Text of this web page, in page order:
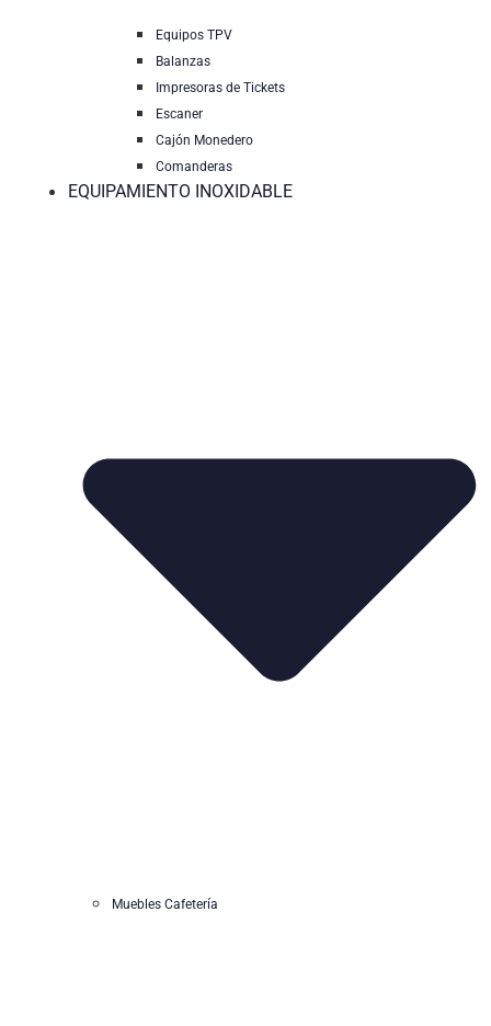
Equipos TPV
Balanzas
Impresoras de Tickets
Escaner
Cajón Monedero
Comanderas
EQUIPAMIENTO INOXIDABLE
Muebles Cafetería